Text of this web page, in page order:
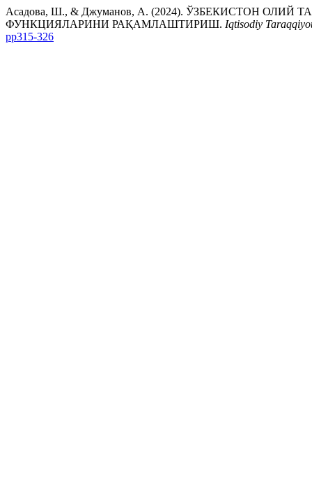
Асадова, Ш., & Джуманов, А. (2024). ЎЗБЕКИСТОН
ФУНКЦИЯЛАРИНИ РАҚАМЛАШТИРИШ. Iqtisodiy
pp315-326